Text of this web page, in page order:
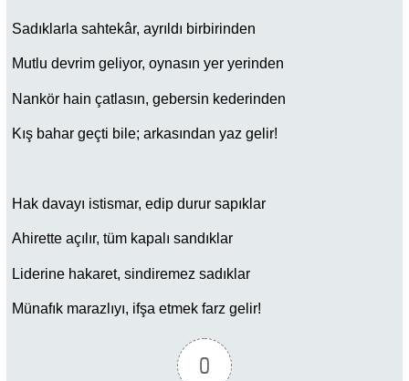
Sadıklarla sahtekâr, ayrıldı birbirinden
Mutlu devrim geliyor, oynasın yer yerinden
Nankör hain çatlasın, gebersin kederinden
Kış bahar geçti bile; arkasından yaz gelir!
Hak davayı istismar, edip durur sapıklar
Ahirette açılır, tüm kapalı sandıklar
Liderine hakaret, sindiremez sadıklar
Münafık marazlıyı, ifşa etmek farz gelir!
0